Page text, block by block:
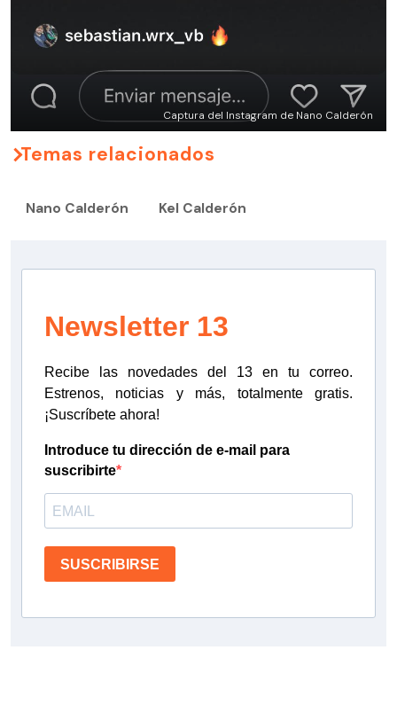
Captura del Instagram de Nano Calderón
Temas relacionados
Nano Calderón Kel Calderón
Newsletter 13
Recibe las novedades del 13 en tu correo.
Estrenos, noticias y más, totalmente gratis.
¡Suscríbete ahora!
Introduce tu dirección de e-mail para
suscribirte
SUSCRIBIRSE